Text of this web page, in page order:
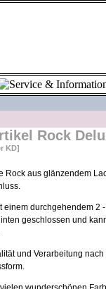
Rock
KD]
Rock aus glänzendem
einem durchgehendem 2
geschlossen und
und Verarbeitung